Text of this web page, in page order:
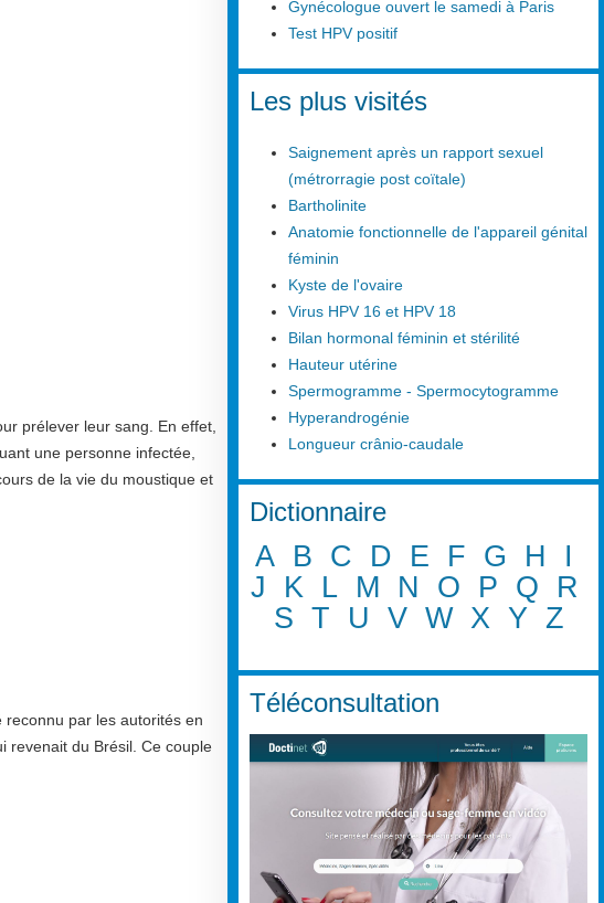
prélever leur sang. En effet,
une personne infectée,
de la vie du moustique et
par les autorités en
revenait du Brésil. Ce couple
Gynécologue ouvert le samedi à Paris
Test HPV positif
Les plus visités
Saignement après un rapport sexuel
(métrorragie post coïtale)
Bartholinite
Anatomie fonctionnelle de l'appareil génital
féminin
Kyste de l'ovaire
Virus HPV 16 et HPV 18
Bilan hormonal féminin et stérilité
Hauteur utérine
Spermogramme - Spermocytogramme
Hyperandrogénie
Longueur crânio-caudale
Dictionnaire
A B C D E F G H
I
J
K L M N O P Q
R
S T U V W X Y Z
Téléconsultation